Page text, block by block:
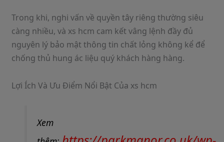
Trong khi, nghi vấn về quyền tây riêng thường siêu
càng nhiều, và xs hcm cam kết vâng lệnh đầy đủ
nguyên lý bảo mật thông tin chất lỏng không kể để
chống thủ hung ác liệu quý khách hàng hàng.
Lợi Ích Và Ưu Điểm Nổi Bật Của xs hcm
Xem